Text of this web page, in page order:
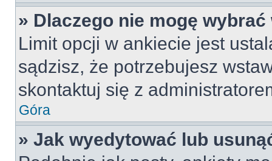
» Dlaczego nie mogę
Limit opcji w ankiecie jest
sądzisz, że potrzebujesz
skontaktuj się z
Góra
» Jak wyedytować lub